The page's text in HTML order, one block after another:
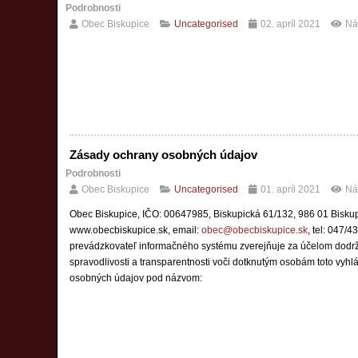
Podrobnosti
Obec Biskupice
Uncategorised 02. apríl 2021
Zásady ochrany osobných údajov
Podrobnosti
Obec Biskupice
Uncategorised 01. apríl 2021
Obec Biskupice, IČO: 00647985, Biskupická 61/132, 986 01
www.obecbiskupice.sk, email: obec@obecbiskupice.sk, tel: 047/
prevádzkovateľ informačného systému zverejňuje za účelom
spravodlivosti a transparentnosti voči dotknutým osobám toto
osobných údajov pod názvom: